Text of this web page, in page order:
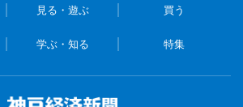
見る・遊ぶ 買う
学ぶ・知る 特集